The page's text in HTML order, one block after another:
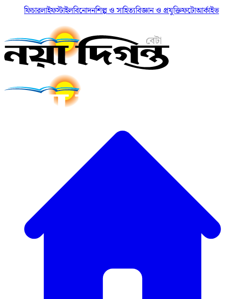
ফিচারলাইফস্টাইলবিনোদনশিল্প ও সাহিত্যবিজ্ঞান ও প্রযুক্তিফটোআর্কাইভ